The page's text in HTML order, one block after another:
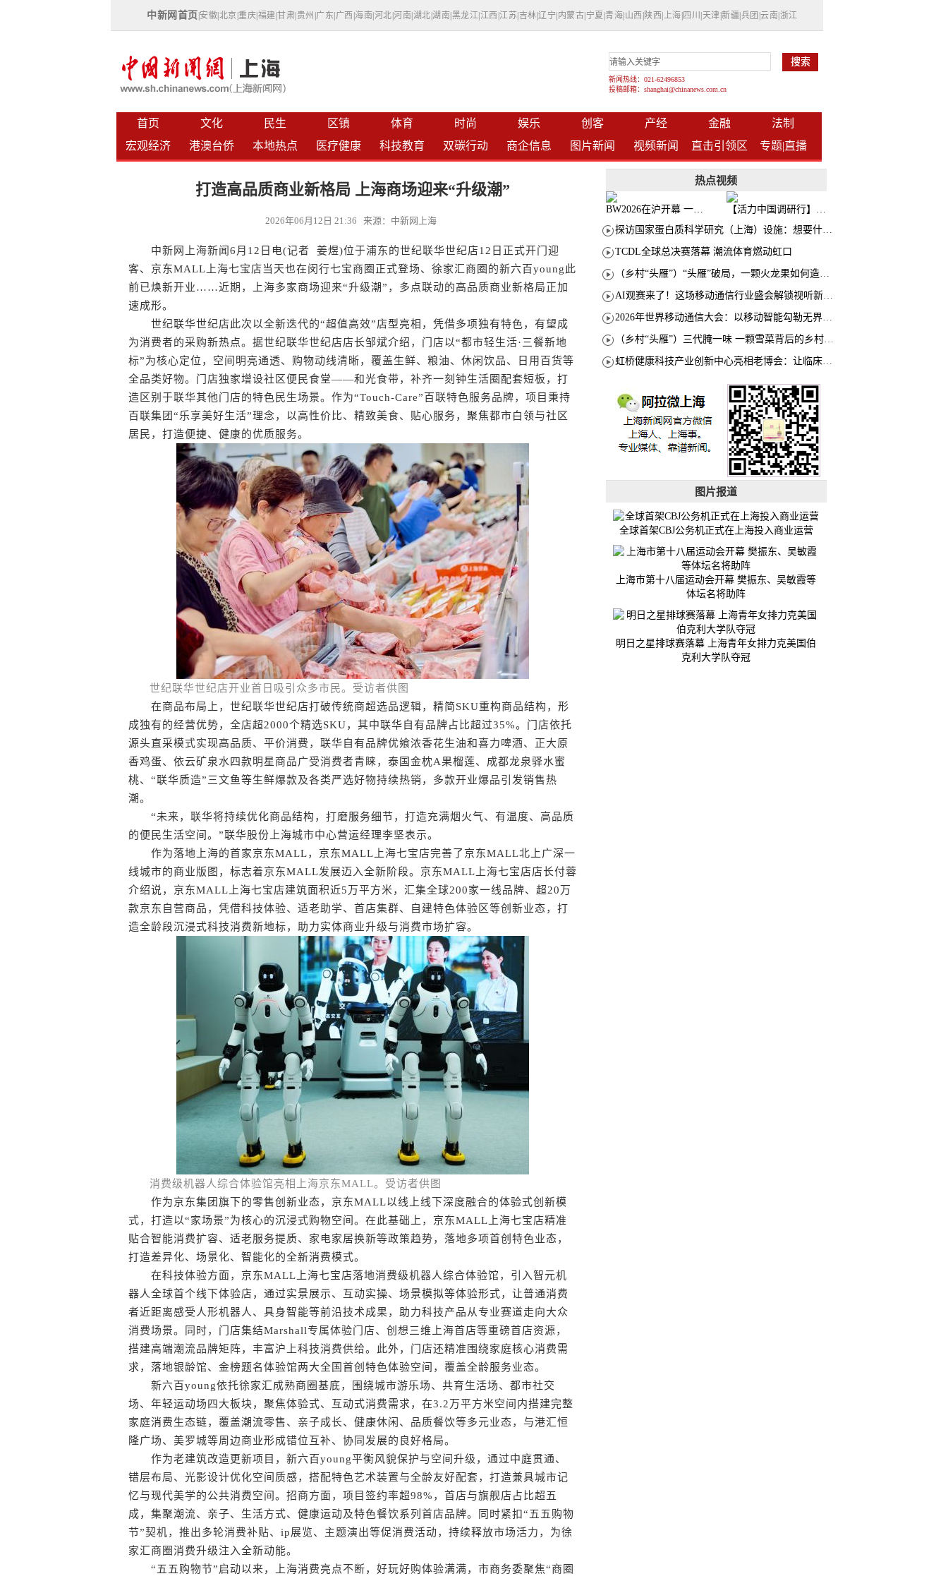
中新网首页 安徽 北京 |重庆 福建 |甘肃 贵州 广东 广西 海南 河北 |河南 湖北 |湖南 黑龙江 江西 江苏 吉林 |辽宁 内蒙古 宁夏 青海 山西 陕西 上海 四川 天津 |新疆 兵团 |云南 浙江
新闻热线：021-62496853
投稿邮箱：shanghai@chinanews.com.cn
首页 文化 民生 区镇 体育 时尚 娱乐 创客 产经 金融
法制
宏观经济
港澳台侨 本地热点 医疗健康 科技教育 双碳行动 商企信息 图片新闻 视频新闻 直击引领区 专题|直播
打造高品质商业新格局 上海商场迎来“升级潮”
2026年06月12日 21:36 来源：中新网上海
中新网上海新闻6月12日电(记者 姜煜)位于浦东的世纪联华世纪店12日正式开门迎
客、京东MALL上海七宝店当天也在闵行七宝商圈正式登场、徐家汇商圈的新六百young此
前已焕新开业……近期，上海多家商场迎来“升级潮”，多点联动的高品质商业新格局正加
速成形。
世纪联华世纪店此次以全新迭代的“超值高效”店型亮相，凭借多项独有特色，有望成
为消费者的采购新热点。据世纪联华世纪店店长邹斌介绍，门店以“都市轻生活·三餐新地
标”为核心定位，空间明亮通透、购物动线清晰，覆盖生鲜、粮油、休闲饮品、日用百货等
全品类好物。门店独家增设社区便民食堂——和光食带，补齐一刻钟生活圈配套短板，打
造区别于联华其他门店的特色民生场景。作为“Touch-Care”百联特色服务品牌，项目秉持
百联集团“乐享美好生活”理念，以高性价比、精致美食、贴心服务，聚焦都市白领与社区
居民，打造便捷、健康的优质服务。
世纪联华世纪店开业首日吸引众多市民。受访者供图
在商品布局上，世纪联华世纪店打破传统商超选品逻辑，精简SKU重构商品结构，形
成独有的经营优势，全店超2000个精选SKU，其中联华自有品牌占比超过35%。门店依托
源头直采模式实现高品质、平价消费，联华自有品牌优飨浓香花生油和喜力啤酒、正大原
香鸡蛋、依云矿泉水四款明星商品广受消费者青睐，泰国金枕A果榴莲、成都龙泉驿水蜜
桃、“联华质造”三文鱼等生鲜爆款及各类严选好物持续热销，多款开业爆品引发销售热
潮。
“未来，联华将持续优化商品结构，打磨服务细节，打造充满烟火气、有温度、高品质
的便民生活空间。”联华股份上海城市中心营运经理李坚表示。
作为落地上海的首家京东MALL，京东MALL上海七宝店完善了京东MALL北上广深一
线城市的商业版图，标志着京东MALL发展迈入全新阶段。京东MALL上海七宝店店长付蓉
介绍说，京东MALL上海七宝店建筑面积近5万平方米，汇集全球200家一线品牌、超20万
款京东自营商品，凭借科技体验、适老助学、首店集群、自建特色体验区等创新业态，打
造全龄段沉浸式科技消费新地标，助力实体商业升级与消费市场扩容。
消费级机器人综合体验馆亮相上海京东MALL。受访者供图
作为京东集团旗下的零售创新业态，京东MALL以线上线下深度融合的体验式创新模
式，打造以“家场景”为核心的沉浸式购物空间。在此基础上，京东MALL上海七宝店精准
贴合智能消费扩容、适老服务提质、家电家居换新等政策趋势，落地多项首创特色业态，
打造差异化、场景化、智能化的全新消费模式。
在科技体验方面，京东MALL上海七宝店落地消费级机器人综合体验馆，引入智元机
器人全球首个线下体验店，通过实景展示、互动实操、场景模拟等体验形式，让普通消费
者近距离感受人形机器人、具身智能等前沿技术成果，助力科技产品从专业赛道走向大众
消费场景。同时，门店集结Marshall专属体验门店、创想三维上海首店等重磅首店资源，
搭建高端潮流品牌矩阵，丰富沪上科技消费供给。此外，门店还精准围绕家庭核心消费需
求，落地银龄馆、金榜题名体验馆两大全国首创特色体验空间，覆盖全龄服务业态。
新六百young依托徐家汇成熟商圈基底，围绕城市游乐场、共育生活场、都市社交
场、年轻运动场四大板块，聚焦体验式、互动式消费需求，在3.2万平方米空间内搭建完整
家庭消费生态链，覆盖潮流零售、亲子成长、健康休闲、品质餐饮等多元业态，与港汇恒
隆广场、美罗城等周边商业形成错位互补、协同发展的良好格局。
作为老建筑改造更新项目，新六百young平衡风貌保护与空间升级，通过中庭贯通、
错层布局、光影设计优化空间质感，搭配特色艺术装置与全龄友好配套，打造兼具城市记
忆与现代美学的公共消费空间。招商方面，项目签约率超98%，首店与旗舰店占比超五
成，集聚潮流、亲子、生活方式、健康运动及特色餐饮系列首店品牌。同时紧扣“五五购物
节”契机，推出多轮消费补贴、ip展览、主题演出等促消费活动，持续释放市场活力，为徐
家汇商圈消费升级注入全新动能。
“五五购物节”启动以来，上海消费亮点不断，好玩好购体验满满，市商务委聚焦“商圈
热点视频
BW2026在沪开幕 一众次元品牌集中发布全新企划
【活力中国调研行】上海机器人研究院以技术标准撬动长三角智造协同
探访国家蛋白质科学研究（上海）设施：想要什么蛋白 AI直接设计合成
TCDL全球总决赛落幕 潮流体育燃动虹口
（乡村“头雁”）“头雁”破局，一颗火龙果如何造就沪上乡村特色产业化路径
AI观赛来了！这场移动通信行业盛会解锁视听新玩法
2026年世界移动通信大会：以移动智能勾勒无界普惠新愿景
（乡村“头雁”）三代腌一味 一颗雪菜背后的乡村致富经
虹桥健康科技产业创新中心亮相老博会：让临床“需求”定义银发经济新生态
图片报道
全球首架CBJ公务机正式在上海投入商业运营
上海市第十八届运动会开幕 樊振东、吴敏霞等
体坛名将助阵
明日之星排球赛落幕 上海青年女排力克美国伯
克利大学队夺冠